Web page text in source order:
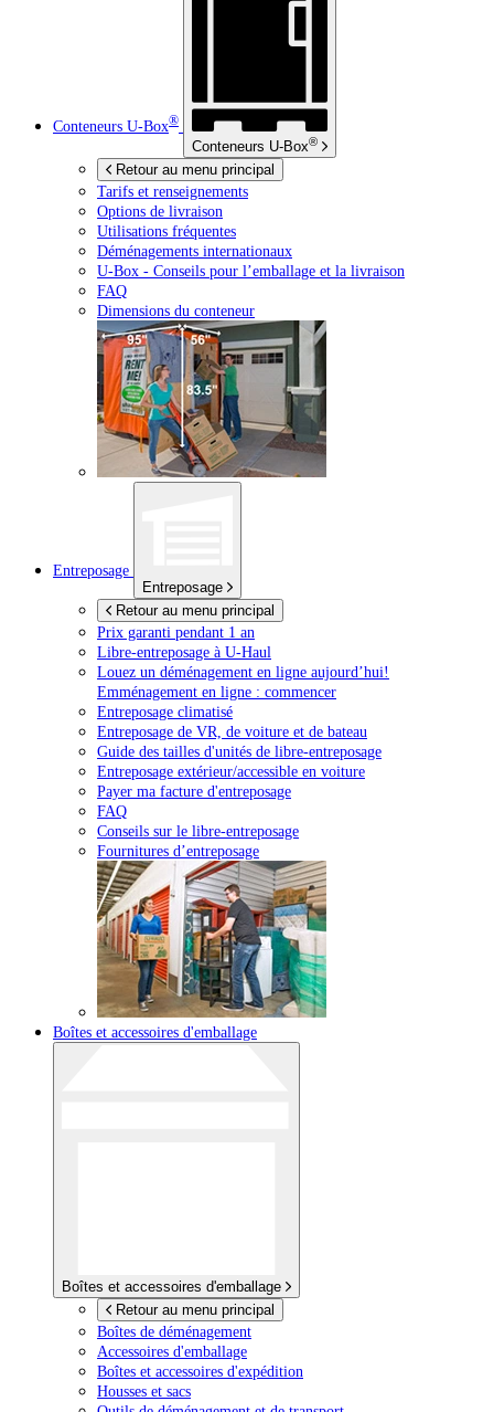
Conteneurs U-Box®
Conteneurs U-Box®
Retour au menu principal
Tarifs et renseignements
Options de livraison
Utilisations fréquentes
Déménagements internationaux
U-Box - Conseils pour l’emballage et la livraison
FAQ
Dimensions du conteneur
Entreposage
Entreposage
Retour au menu principal
Prix garanti pendant 1 an
Libre-entreposage à U-Haul
Louez un déménagement en ligne aujourd’hui!
Emménagement en ligne : commencer
Entreposage climatisé
Entreposage de VR, de voiture et de bateau
Guide des tailles d'unités de libre-entreposage
Entreposage extérieur/accessible en voiture
Payer ma facture d'entreposage
FAQ
Conseils sur le libre-entreposage
Fournitures d’entreposage
Boîtes et accessoires d'emballage
Boîtes et accessoires d'emballage
Retour au menu principal
Boîtes de déménagement
Accessoires d'emballage
Boîtes et accessoires d'expédition
Housses et sacs